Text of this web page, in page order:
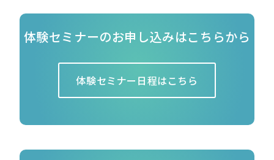
体験セミナーのお申し込みはこちらから
体験セミナー日程はこちら